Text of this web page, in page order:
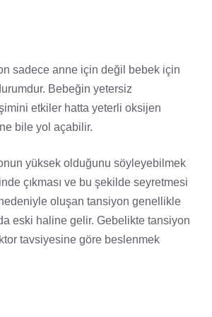
sadece anne için değil bebek için
Bebeğin yetersiz
etkiler hatta yeterli oksijen
bile yol açabilir.
yüksek olduğunu söyleyebilmek
çıkması ve bu şekilde seyretmesi
oluşan tansiyon genellikle
eski haline gelir. Gebelikte tansiyon
tavsiyesine göre beslenmek